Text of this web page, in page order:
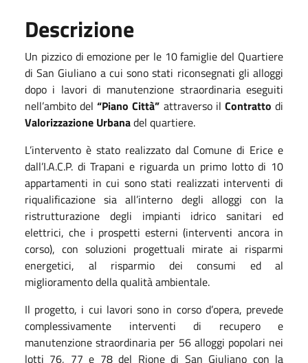
Descrizione
Un pizzico di emozione per le 10 famiglie del Quartiere
di San Giuliano a cui sono stati riconsegnati gli alloggi
dopo i lavori di manutenzione straordinaria eseguiti
nell’ambito del“Piano Città” attraverso il Contrattodi
Valorizzazione Urbanadel quartiere.
L’intervento è stato realizzato dal Comune di Erice e
dall’I.A.C.P. di Trapani e riguarda un primo lotto di 10
appartamenti in cui sono stati realizzati interventi di
riqualificazione sia all’interno degli alloggi con la
ristrutturazione degli impianti idrico sanitari ed
elettrici, che i prospetti esterni (interventi ancora in
corso), con soluzioni progettuali mirate ai risparmi
energetici, al risparmio dei consumi ed al
miglioramento della qualità ambientale.
Il progetto, i cui lavori sono in corso d’opera, prevede
complessivamente interventi di recupero e
manutenzione straordinaria per 56 alloggi popolari nei
lotti 76, 77 e 78 del Rione di San Giuliano con la